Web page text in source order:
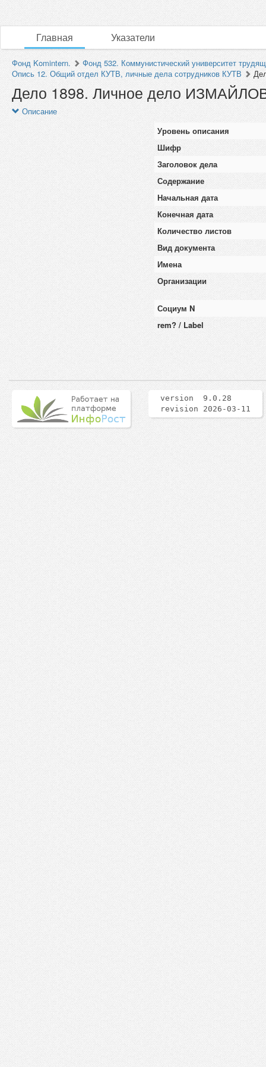
Главная Указатели
Фонд Komintern.
Фонд 532. Коммунистический университет
Опись 12. Общий отдел КУТВ, личные дела сотрудников КУТВ
Дело 1898. Личное дело
Описание
Уровень описания
Шифр
Заголовок дела
Содержание
Начальная дата
Конечная дата
Количество листов
Вид документа
Имена
Организации
Социум N
rem? / Label
version 9.0.28
revision 2026-03-11